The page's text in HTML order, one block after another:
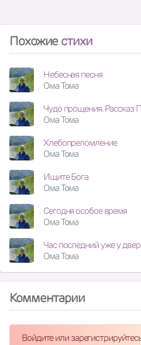
Похожие стихи
Небесная песня
Ома Тома
Чудо прощения. Рассказ
Ома Тома
Хлебопреломление
Ома Тома
Ищите Бога
Ома Тома
Сегодня особое время
Ома Тома
Час последний уже у
Ома Тома
Комментарии
Войдите или